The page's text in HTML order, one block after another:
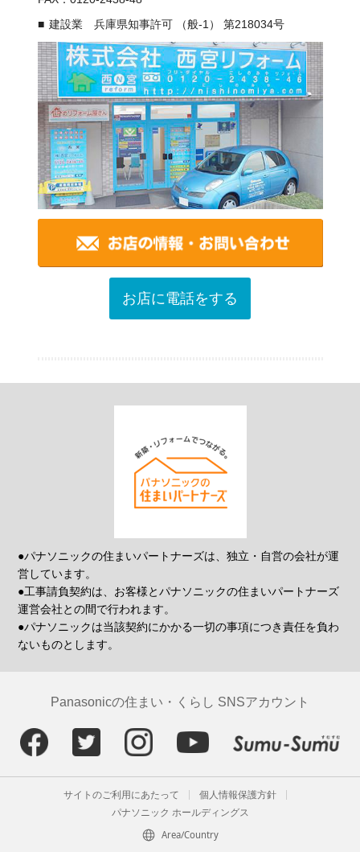
建設業 兵庫県知事許可 （般-1） 第218034号
お店に電話をする
●パナソニックの住まいパートナーズは、独立・自営の会社が運
営しています。
●工事請負契約は、お客様とパナソニックの住まいパートナーズ
運営会社との間で行われます。
●パナソニックは当該契約にかかる一切の事項につき責任を負わ
ないものとします。
Panasonicの住まい・くらし SNSアカウント
サイトのご利用にあたって
個人情報保護方針
パナソニック ホールディングス
Area/Country